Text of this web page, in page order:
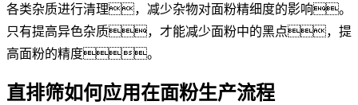
各类杂质进行清理，减少杂物对面粉精细度的影响。
只有提高异色杂质，才能减少面粉中的黑点，提
高面粉的精度。
直排筛如何应用在面粉生产流程